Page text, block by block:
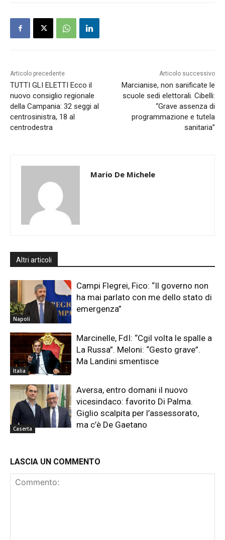
Articolo precedente
TUTTI GLI ELETTI Ecco il
nuovo consiglio regionale
della Campania: 32 seggi al
centrosinistra, 18 al
centrodestra
Articolo successivo
Marcianise, non sanificate le
scuole sedi elettorali. Cibelli:
“Grave assenza di
programmazione e tutela
sanitaria”
Mario De Michele
Altri articoli
Napoli
Campi Flegrei, Fico: “Il governo non
ha mai parlato con me dello stato di
emergenza”
Italia
Marcinelle, FdI: “Cgil volta le spalle a
La Russa”. Meloni: “Gesto grave”.
Ma Landini smentisce
Caserta
Aversa, entro domani il nuovo
vicesindaco: favorito Di Palma.
Giglio scalpita per l’assessorato,
ma c’è De Gaetano
LASCIA UN COMMENTO